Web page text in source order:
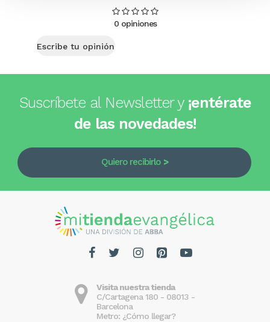
0 opiniones
Escribe tu opinión
Suscríbete al Newsletter y ¡entérate
de las novedades!
Quiero recibirlo
Visita nuestra tienda
C/Cartagena 180 - 08013 -
Barcelona
Metro: ¿Cómo llegar?